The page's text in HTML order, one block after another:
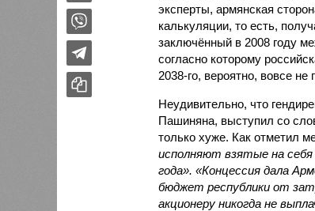
эксперты, армянская
калькуляции, то есть,
заключённый в 2008 году
согласно которому
2038-го, вероятно, вовсе не
Неудивительно, что
Пашиняна, выступил со
только хуже. Как
исполняют взятые на себя
года». «Концессия дала
бюджет республики от
акционеру никогда не